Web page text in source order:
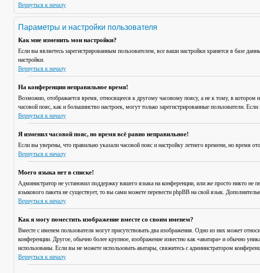
Вернуться к началу
Параметры и настройки пользователя
Как мне изменить мои настройки?
Если вы являетесь зарегистрированным пользователем, все ваши настройки хранятся в базе
настройки.
Вернуться к началу
На конференции неправильное время!
Возможно, отображается время, относящееся к другому часовому поясу, а не к тому, в котором
часовой пояс, как и большинство настроек, могут только зарегистрированные пользователи.
Вернуться к началу
Я изменил часовой пояс, но время всё равно неправильное!
Если вы уверены, что правильно указали часовой пояс и настройку летнего времени, но время
Вернуться к началу
Моего языка нет в списке!
Администратор не установил поддержку вашего языка на конференции, или же просто никто не
языкового пакета не существует, то вы сами можете перевести phpBB на свой язык.
Вернуться к началу
Как я могу поместить изображение вместе со своим именем?
Вместе с именем пользователя могут присутствовать два изображения. Одно из них может
конференции. Другое, обычно более крупное, изображение известно как «аватара» и обычно
использованы. Если вы не можете использовать аватары, свяжитесь с администратором
Вернуться к началу